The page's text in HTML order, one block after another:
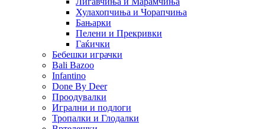
Хулахопчиња и Чорапчиња
Бањарки
Пелени и Прекривки
Гаќички
Бебешки играчки
Bali Bazoo
Infantino
Done By Deer
Проодувалки
Игрални и подлоги
Тропалки и Глодалки